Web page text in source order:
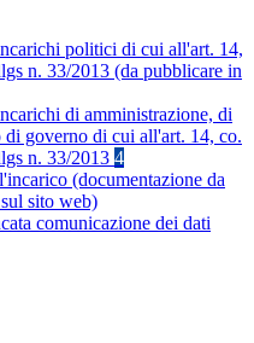
politici di cui all'art. 14,
n. 33/2013 (da pubblicare in
di amministrazione, di
di governo di cui all'art. 14, co.
n. 33/2013 4
(documentazione da
sito web)
comunicazione dei dati